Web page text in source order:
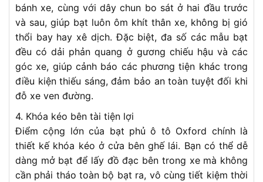
bánh xe, cùng với dây chun bo sát ở hai đầu trước
và sau, giúp bạt luôn ôm khít thân xe, không bị gió
thổi bay hay xê dịch. Đặc biệt, đa số các mẫu bạt
đều có dải phản quang ở gương chiếu hậu và các
góc xe, giúp cảnh báo các phương tiện khác trong
điều kiện thiếu sáng, đảm bảo an toàn tuyệt đối khi
đỗ xe ven đường.
4. Khóa kéo bên tài tiện lợi
Điểm cộng lớn của bạt phủ ô tô Oxford chính là
thiết kế khóa kéo ở cửa bên ghế lái. Bạn có thể dễ
dàng mở bạt để lấy đồ đạc bên trong xe mà không
cần phải tháo toàn bộ bạt ra, vô cùng tiết kiệm thời